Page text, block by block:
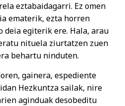
eztabaidagarri. Ez omen
ematerik, ezta horren
deia egiterik ere. Hala, arau
nituela ziurtatzen zuen
behartu ninduten.
gainera, espediente
Hezkuntza sailak, nire
aginduak desobeditu